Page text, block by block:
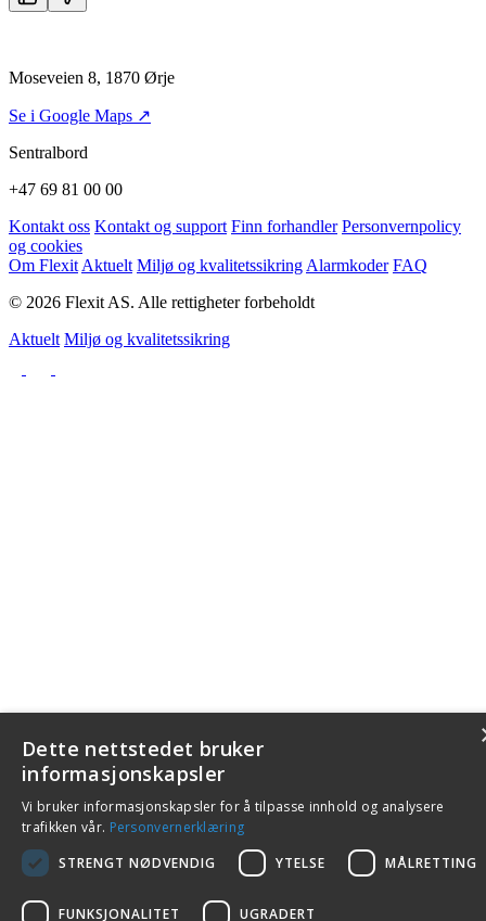
Moseveien 8, 1870 Ørje
Se i Google Maps ↗
Sentralbord
+47 69 81 00 00
Kontakt oss Kontakt og support Finn forhandler Personvernpolicy
og cookies
Om Flexit Aktuelt Miljø og kvalitetssikring Alarmkoder FAQ
© 2026 Flexit AS. Alle rettigheter forbeholdt
Aktuelt Miljø og kvalitetssikring
Dette nettstedet bruker
informasjonskapsler
Vi bruker informasjonskapsler for å tilpasse innhold og analysere
trafikken vår. Personvernerklæring
STRENGT NØDVENDIG
YTELSE MÅLRETTING
FUNKSJONALITET UGRADERT